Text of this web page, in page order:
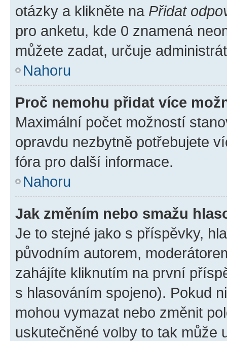
otázky a klikněte na Přidat
pro anketu, kde 0 znamená
můžete zadat, určuje
Nahoru
Proč nemohu přidat více
Maximální počet možností
opravdu nezbytně potřebujete
fóra pro další informace.
Nahoru
Jak změním nebo smažu
Je to stejné jako s příspěvky,
původním autorem,
zahájíte kliknutím na první
s hlasováním spojeno). Pokud
mohou vymazat nebo změnit
uskutečněné volby to tak může